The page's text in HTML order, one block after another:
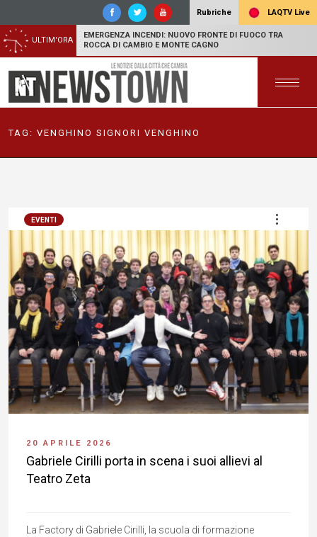
Rubriche LAQTV Live
ULTIM'ORA
EMERGENZA INCENDI: NUOVO FRONTE DI FUOCO TRA
ROCCA DI CAMBIO E MONTE CAGNO
TAG: VENGHINO SIGNORI VENGHINO
EVENTI
20 APRILE 2026
Gabriele Cirilli porta in scena i suoi allievi al
Teatro Zeta
La Factory di Gabriele Cirilli, la scuola di formazione